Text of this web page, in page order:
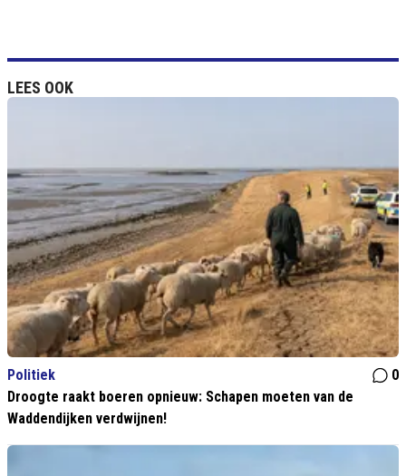
LEES OOK
Politiek
0
Droogte raakt boeren opnieuw: Schapen moeten van de
Waddendijken verdwijnen!